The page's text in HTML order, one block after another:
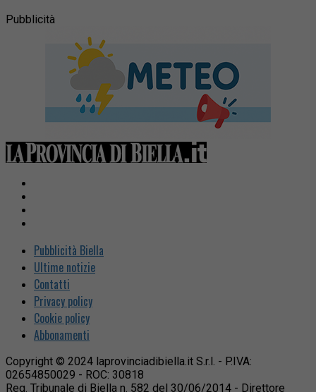
Pubblicità
Pubblicità Biella
Ultime notizie
Contatti
Privacy policy
Cookie policy
Abbonamenti
Copyright © 2024 laprovinciadibiella.it S.r.l. - P.IVA:
02654850029 - ROC: 30818
Reg. Tribunale di Biella n. 582 del 30/06/2014 - Direttore